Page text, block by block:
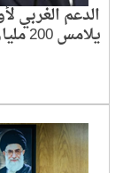
الدعم الغربي
يلامس